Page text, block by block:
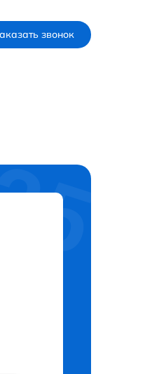
звонок